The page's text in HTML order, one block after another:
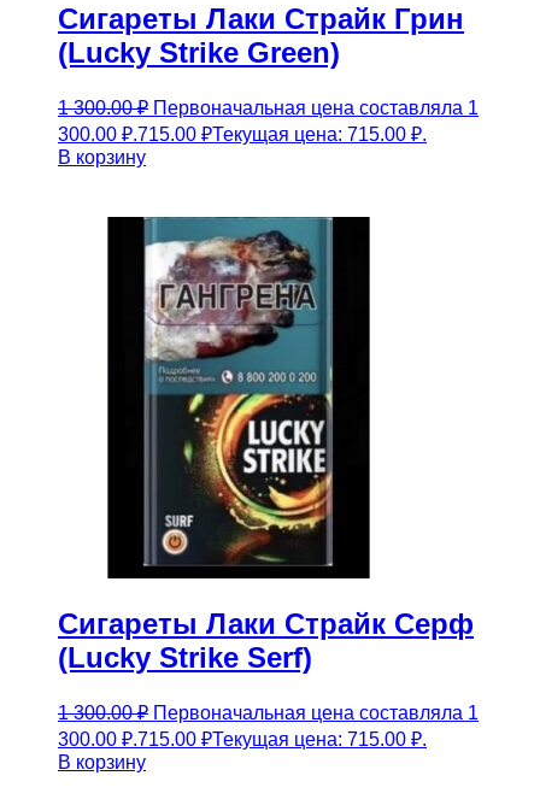
Сигареты Лаки Страйк Грин
(Lucky Strike Green)
1 300.00₽ Первоначальная цена составляла 1
300.00 ₽.715.00 ₽Текущая цена: 715.00 ₽.
В корзину
Сигареты Лаки Страйк Серф
(Lucky Strike Serf)
1 300.00₽ Первоначальная цена составляла 1
300.00 ₽.715.00 ₽Текущая цена: 715.00 ₽.
В корзину